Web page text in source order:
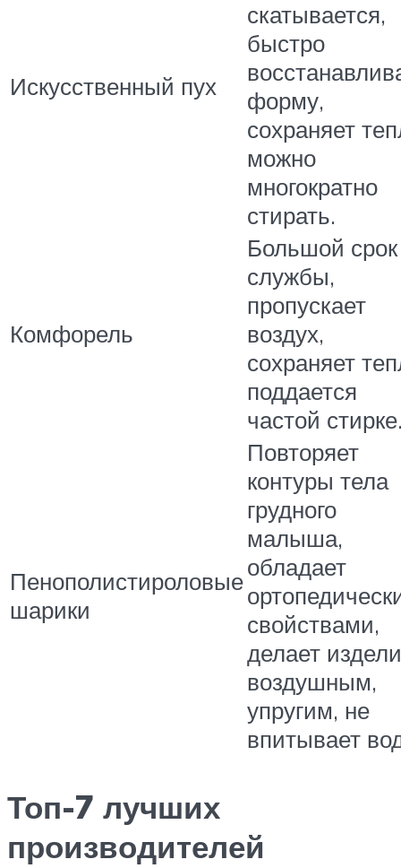
Искусственный пух
скатывается,
быстро
форму,
сохраняет
можно
многократно
стирать.
Комфорель
Большой срок
службы,
пропускает
воздух,
сохраняет
поддается
частой
Пенополистироловые
шарики
Повторяет
контуры тела
грудного
малыша,
обладает
свойствами,
делает
воздушным,
упругим, не
впитывает
Топ-7 лучших
производителей